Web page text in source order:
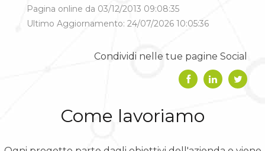
Pagina online da 03/12/2013 09:08:35
Ultimo Aggiornamento: 24/07/2026 10:05:36
Condividi nelle tue pagine Social
Come lavoriamo